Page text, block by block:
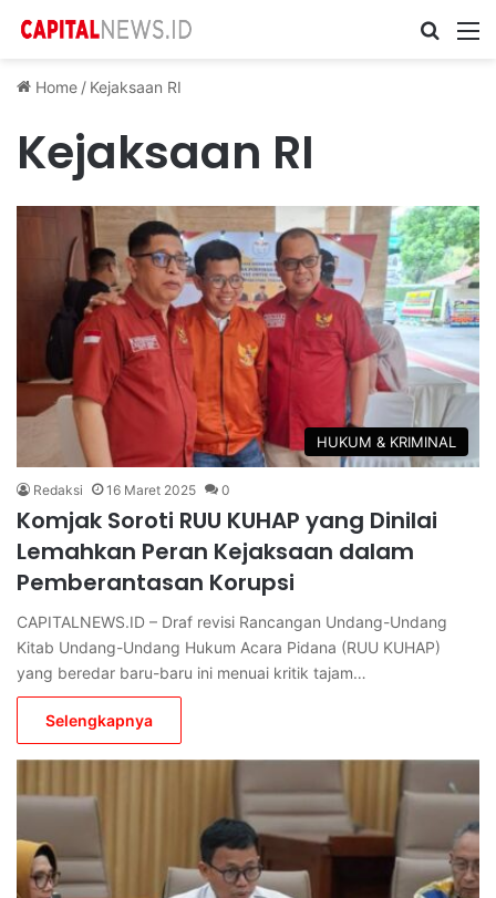
Cari ...
Home / Kejaksaan RI
Kejaksaan RI
HUKUM & KRIMINAL
Redaksi 16 Maret 2025 0
Komjak Soroti RUU KUHAP yang Dinilai
Lemahkan Peran Kejaksaan dalam
Pemberantasan Korupsi
CAPITALNEWS.ID – Draf revisi Rancangan Undang-Undang
Kitab Undang-Undang Hukum Acara Pidana (RUU KUHAP)
yang beredar baru-baru ini menuai kritik tajam…
Selengkapnya